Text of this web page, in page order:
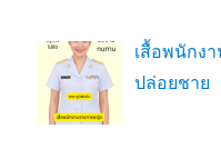
เสื้อพนักง
ปล่อยชาย